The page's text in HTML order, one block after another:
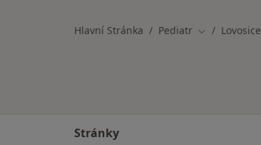
Hlavní Stránka Pediatr Změna města
Lovosice
Stránky